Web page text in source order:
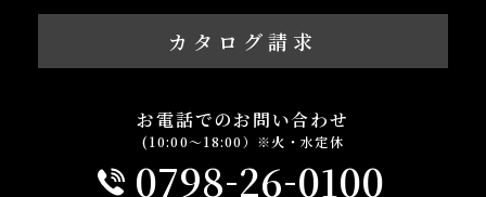
カタログ請求
お電話でのお問い合わせ
(10:00～18:00）※火・水定休
0798-26-0100